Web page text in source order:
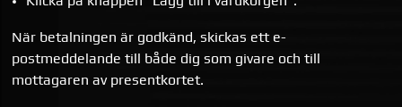
När betalningen är godkänd, skickas ett e-
postmeddelande till både dig som givare och till
mottagaren av presentkortet.